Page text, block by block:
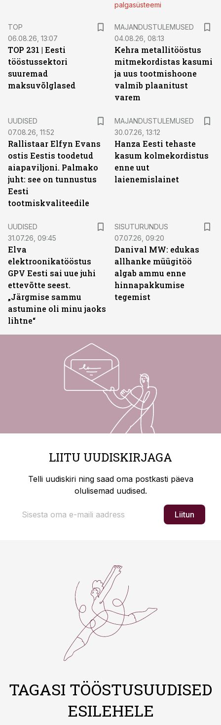
palgasüsteemi
TOP
06.08.26, 13:07
TOP 231 | Eesti
tööstussektori
suuremad
maksuvõlglased
MAJANDUSTULEMUSED
04.08.26, 08:13
Kehra metallitööstus
mitmekordistas kasumi
ja uus tootmishoone
valmib plaanitust
varem
UUDISED
07.08.26, 11:52
Rallistaar Elfyn Evans
ostis Eestis toodetud
aiapaviljoni. Palmako
juht: see on tunnustus
Eesti
tootmiskvaliteedile
MAJANDUSTULEMUSED
30.07.26, 13:12
Hanza Eesti tehaste
kasum kolmekordistus
enne uut
laienemislainet
UUDISED
31.07.26, 09:45
Elva
elektroonikatööstus
GPV Eesti sai uue juhi
ettevõtte seest.
„Järgmise sammu
astumine oli minu jaoks
lihtne“
SISUTURUNDUS
07.07.26, 09:20
Danival MW: edukas
allhanke müügitöö
algab ammu enne
hinnapakkumise
tegemist
LIITU UUDISKIRJAGA
Telli uudiskiri ning saad oma postkasti päeva
olulisemad uudised.
Liitun
TAGASI TÖÖSTUSUUDISED
ESILEHELE